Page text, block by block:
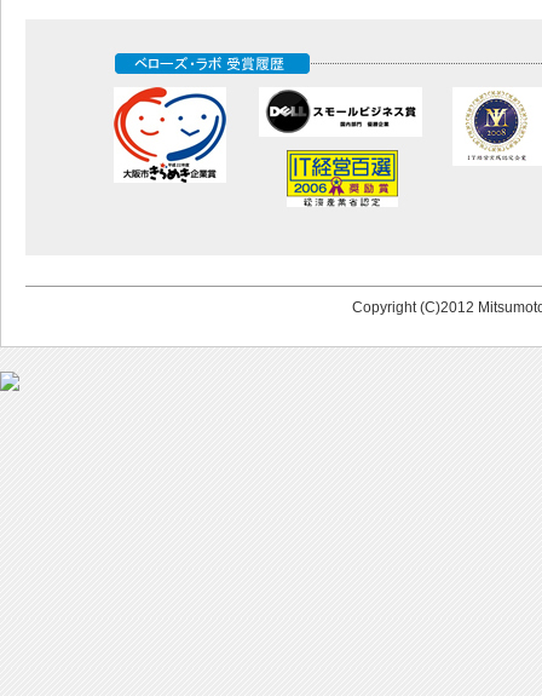
Copyright (C)2012